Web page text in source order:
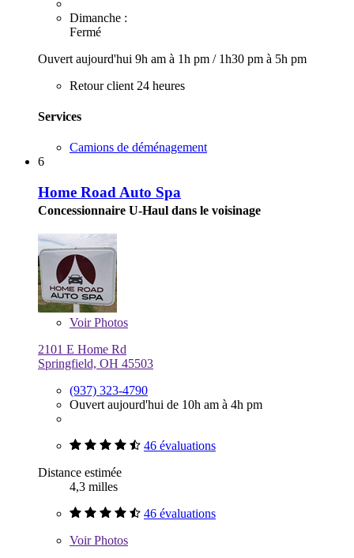
Dimanche :
Fermé
Ouvert aujourd'hui 9h am à 1h pm / 1h30 pm à 5h pm
Retour client 24 heures
Services
Camions de déménagement
6
Home Road Auto Spa
Concessionnaire U-Haul dans le voisinage
VoirPhotos
2101 E Home Rd
Springfield, OH 45503
(937) 323-4790
Ouvert aujourd'hui de 10h am à 4h pm
46 évaluations
Distance estimée
4,3 milles
46 évaluations
VoirPhotos